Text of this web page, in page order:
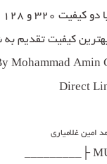
و ۱۲۸ + متن از
کیفیت تقدیم به
Mohammad Amin
Direct
امین غلامیاری